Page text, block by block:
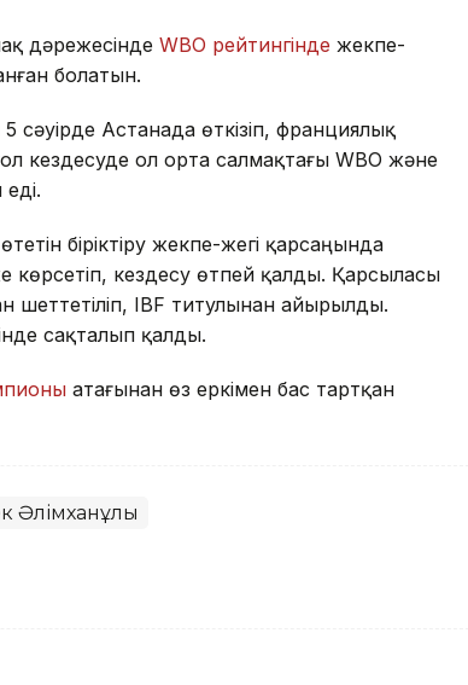
дәрежесінде WBO рейтингінде жекпе-
болатын.
сәуірде Астанада өткізіп, франциялық
кездесуде ол орта салмақтағы WBO және
біріктіру жекпе-жегі қарсаңында
кездесу өтпей қалды. Қарсыласы
IBF титулынан айырылды.
сақталып қалды.
атағынан өз еркімен бас тартқан
Әлімханұлы